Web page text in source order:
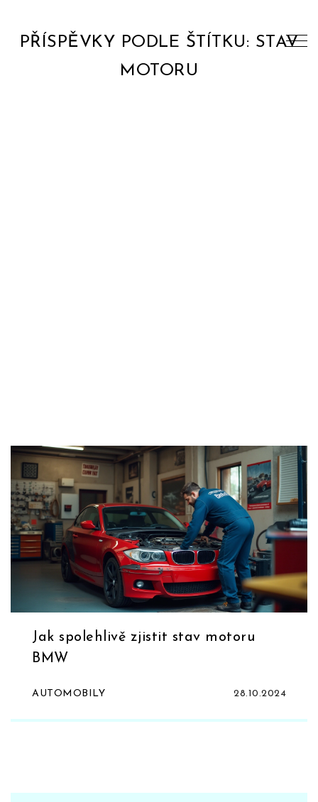
PŘÍSPĚVKY PODLE ŠTÍTKU: STAV
MOTORU
Jak spolehlivě zjistit stav motoru
BMW
AUTOMOBILY 28.10.2024